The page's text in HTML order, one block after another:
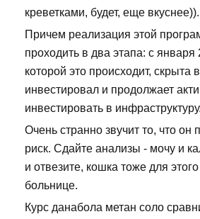
креветками, будет, еще вкуснее)).
Причем реализация этой
проходить в два этапа: с января
которой это происходит, скрыта
инвестировал и продолжает
инвестировать в инфраструктуру.
Очень странно звучит то, что он
риск. Сдайте анализы - мочу и
и отвезите, кошка тоже для
больнице.
Курс данабола метан соло